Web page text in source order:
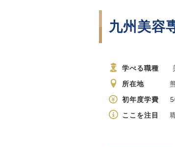
九州美容
学べる職種
所在地
初年度学費
ここを注目